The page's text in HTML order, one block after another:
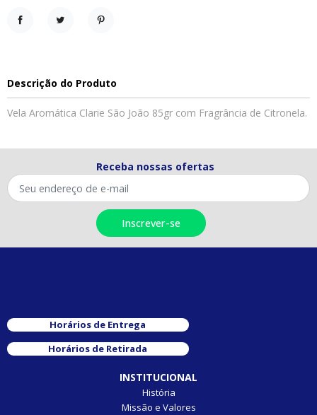
Descrição do Produto
Vela Aromática Clarie São João 85gr com Fragrância de Citronela.
Receba nossas ofertas
Horários de Entrega
Horários de Retirada
INSTITUCIONAL
História
Missão e Valores